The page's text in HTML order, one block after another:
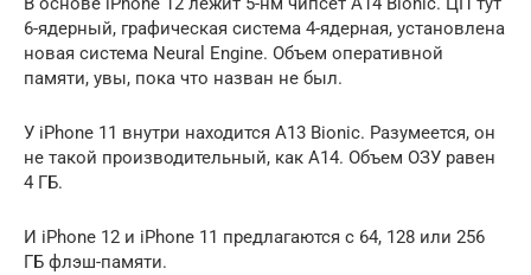
6-ядерный, графическая система 4-ядерная, установлена
новая система Neural Engine. Объем оперативной
памяти, увы, пока что назван не был.
У iPhone 11 внутри находится A13 Bionic. Разумеется, он
не такой производительный, как A14. Объем ОЗУ равен
4 ГБ.
И iPhone 12 и iPhone 11 предлагаются с 64, 128 или 256
ГБ флэш-памяти.